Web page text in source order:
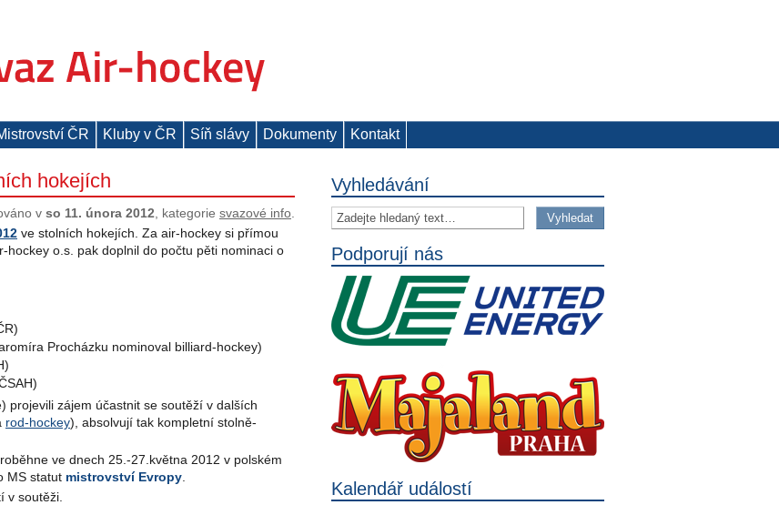
ČR Kluby v ČR Síň slávy Dokumenty Kontakt
hokejích
v so 11. února 2012 , kategorie svazové info
ve stolních hokejích. Za air-hockey si přímou
hockey o.s. pak doplnil do počtu pěti nominaci o
Procházku nominoval billiard-hockey)
projevili zájem účastnit se soutěží v dalších
rod-hockey), absolvují tak kompletní stolně-
ve dnech 25.-27.května 2012 v polském
MS statut mistrovství Evropy
v soutěži.
Vyhledávání
Podporují nás
Kalendář událostí